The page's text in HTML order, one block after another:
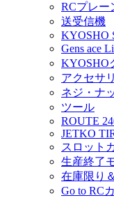
RCプレー
送受信機
KYOSHO
Gens ace
KYOSHO
アクセサ
ネジ・ナ
ツール
ROUTE
JETKO
スロット
生産終了
在庫限り
Go to RC